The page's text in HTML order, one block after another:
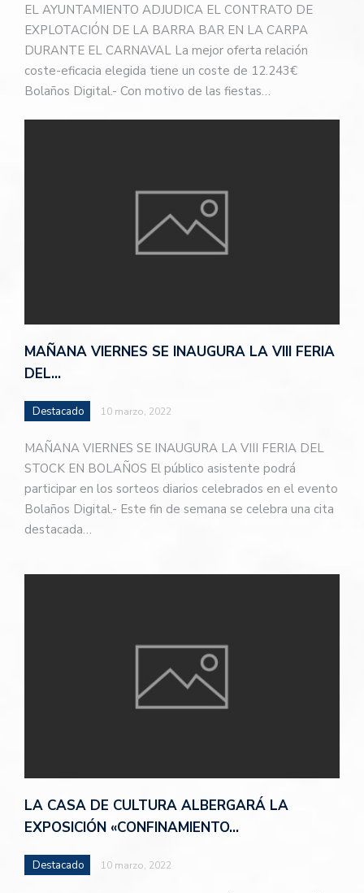
EL AYUNTAMIENTO ADJUDICA EL CONTRATO DE
EXPLOTACIÓN DE LA BARRA BAR EN LA CARPA
DURANTE EL CARNAVAL La mejor oferta relación
coste-eficacia elegida tiene un coste de 12.243€
Bolaños Digital.- Con motivo de las fiestas…
MAÑANA VIERNES SE INAUGURA LA VIII FERIA
DEL…
Destacado 10 marzo, 2022
MAÑANA VIERNES SE INAUGURA LA VIII FERIA DEL
STOCK EN BOLAÑOS El público asistente podrá
participar en los sorteos diarios celebrados en el evento
Bolaños Digital.- Este fin de semana se celebra una cita
destacada…
LA CASA DE CULTURA ALBERGARÁ LA
EXPOSICIÓN «CONFINAMIENTO…
Destacado 10 marzo, 2022